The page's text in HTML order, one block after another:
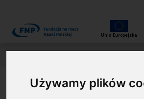
Używamy plików
Unia Europejska
Prof. dr hab.